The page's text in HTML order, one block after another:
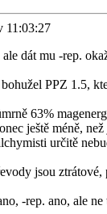
11:03:27
dát mu -rep.
PPZ 1.5,
63%
ještě méně,
určitě
jsou
-rep. ano, ale